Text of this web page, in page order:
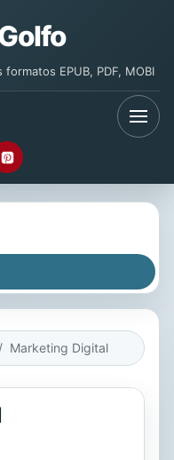
EPUB, PDF, MOBI
Marketing Digital